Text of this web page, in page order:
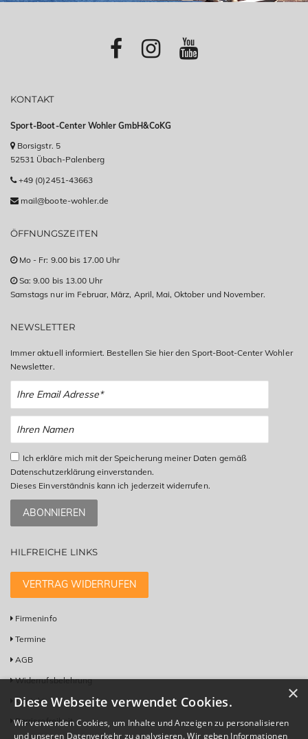
KONTAKT
Sport-Boot-Center Wohler GmbH&CoKG
Borsigstr. 5
52531 Übach-Palenberg
+49 (0)2451-43663
mail@boote-wohler.de
ÖFFNUNGSZEITEN
Mo - Fr: 9.00 bis 17.00 Uhr
Sa: 9.00 bis 13.00 Uhr
Samstags nur im Februar, März, April, Mai, Oktober und November.
NEWSLETTER
Immer aktuell informiert. Bestellen Sie hier den Sport-Boot-Center Wohler
Newsletter.
Ich erkläre mich mit der Speicherung meiner Daten gemäß
Datenschutzerklärung einverstanden.
Dieses Einverständnis kann ich jederzeit widerrufen.
ABONNIEREN
HILFREICHE LINKS
VERTRAG WIDERRUFEN
Firmeninfo
Termine
AGB
Widerrufsbelehrung
Kontakt
Barrierefreiheit
×
Diese Webseite verwendet Cookies.
Wir verwenden Cookies, um Inhalte und Anzeigen zu personalisieren
und unseren Datenverkehr zu analysieren. Wir geben Informationen